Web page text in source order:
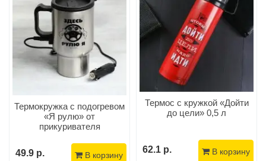
Термокружка с подогревом
«Я рулю» от
прикуривателя
49.9 р. В корзину
Термос с кружкой «Дойти
до цели» 0,5 л
62.1 р. В корзину